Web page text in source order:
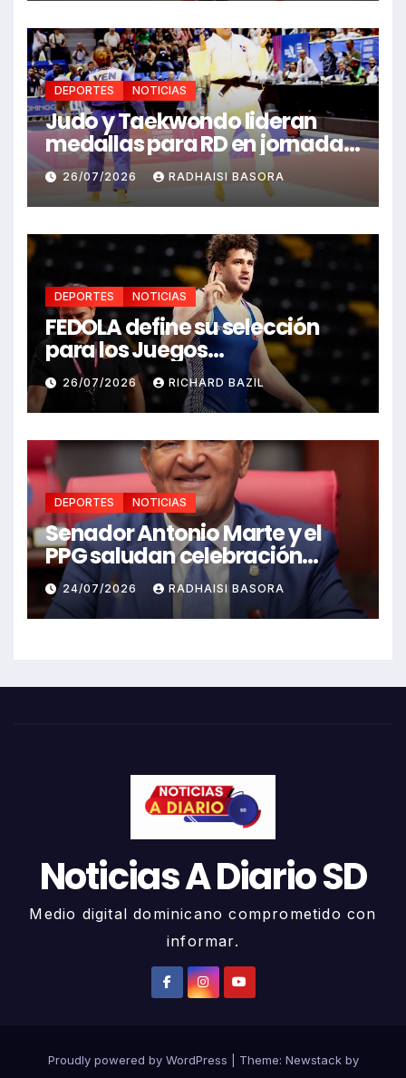
DEPORTES NOTICIAS
Judo y Taekwondo lideran
medallas para RD en jornada
de Juego Santo Domingo 2026
26/07/2026 RADHAISI BASORA
DEPORTES NOTICIAS
FEDOLA define su selección
para los Juegos
Centroamericanos y del
Caribe Santo Domingo 2026
26/07/2026 RICHARD BAZIL
DEPORTES NOTICIAS
Senador Antonio Marte y el
PPG saludan celebración
Juegos Centroamericanos
24/07/2026 RADHAISI BASORA
Noticias A Diario SD
Medio digital dominicano comprometido con
informar.
Proudly powered by WordPress Theme: Newstackby